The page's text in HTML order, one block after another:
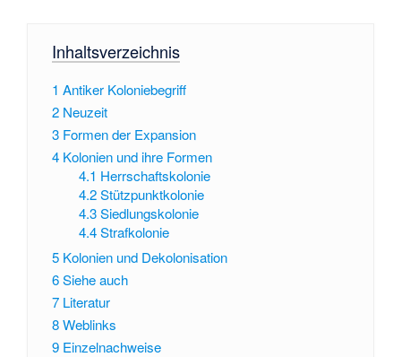
Inhaltsverzeichnis
1 Antiker Koloniebegriff
2 Neuzeit
3 Formen der Expansion
4 Kolonien und ihre Formen
4.1 Herrschaftskolonie
4.2 Stützpunktkolonie
4.3 Siedlungskolonie
4.4 Strafkolonie
5 Kolonien und Dekolonisation
6Siehe auch
7 Literatur
8Weblinks
9 Einzelnachweise